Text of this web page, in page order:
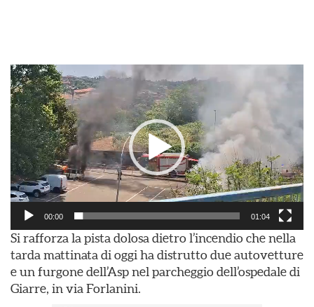
Video
Player
00:00 01:04
Si rafforza la pista dolosa dietro l’incendio che nella
tarda mattinata di oggi ha distrutto due autovetture
e un furgone dell’Asp nel parcheggio dell’ospedale di
Giarre, in via Forlanini.